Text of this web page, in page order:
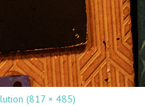
(817 × 485)